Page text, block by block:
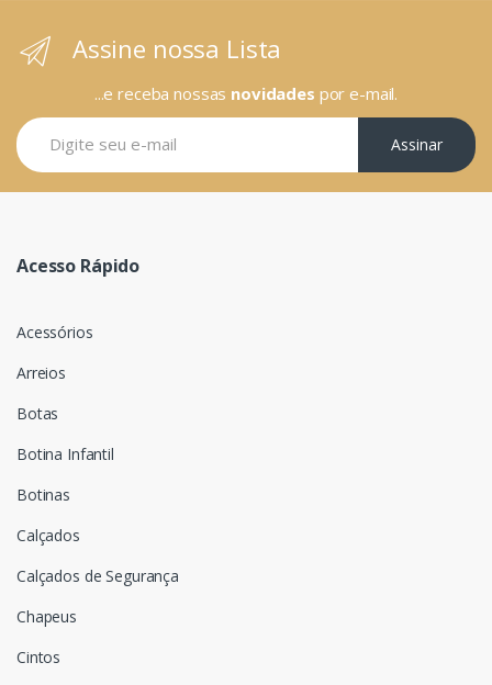
Assine nossa Lista
...e receba nossas novidades por e-mail.
Assinar
Acesso Rápido
Acessórios
Arreios
Botas
Botina Infantil
Botinas
Calçados
Calçados de Segurança
Chapeus
Cintos